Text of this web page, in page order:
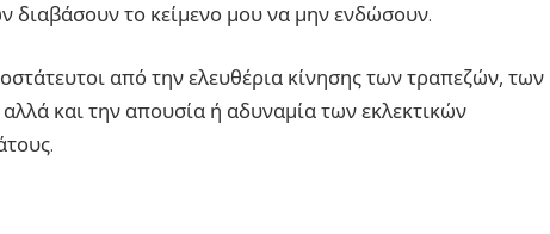
διαβάσουν το κείμενο μου να μην ενδώσουν.
από την ελευθέρια κίνησης των τραπεζών, των
και την απουσία ή αδυναμία των εκλεκτικών